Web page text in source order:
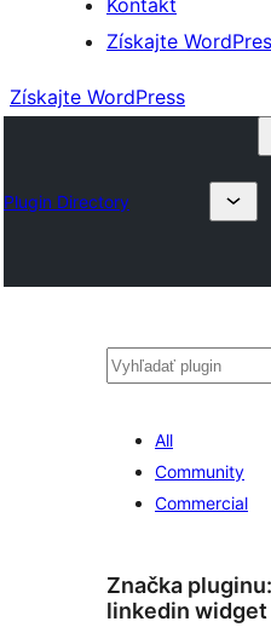
Kontakt
Získajte
Získajte WordPress
Plugin Directory
Hľadať
All
Community
Commercial
Značka pluginu:
linkedin widget